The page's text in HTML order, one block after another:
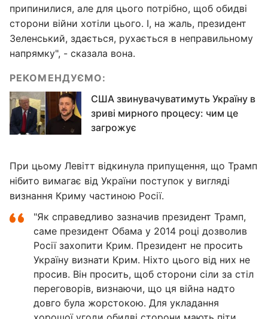
припинилися, але для цього потрібно, щоб обидві
сторони війни хотіли цього. І, на жаль, президент
Зеленський, здається, рухається в неправильному
напрямку", - сказала вона.
РЕКОМЕНДУЄМО:
США звинувачуватимуть Україну в
зриві мирного процесу: чим це
загрожує
При цьому Левітт відкинула припущення, що Трамп
нібито вимагає від України поступок у вигляді
визнання Криму частиною Росії.
"Як справедливо зазначив президент Трамп,
саме президент Обама у 2014 році дозволив
Росії захопити Крим. Президент не просить
Україну визнати Крим. Ніхто цього від них не
просив. Він просить, щоб сторони сіли за стіл
переговорів, визнаючи, що ця війна надто
довго була жорстокою. Для укладання